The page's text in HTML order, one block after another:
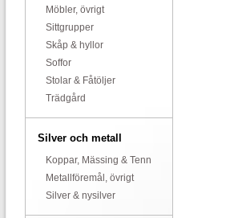
Möbler, övrigt
Sittgrupper
Skåp & hyllor
Soffor
Stolar & Fåtöljer
Trädgård
Silver och metall
Koppar, Mässing & Tenn
Metallföremål, övrigt
Silver & nysilver